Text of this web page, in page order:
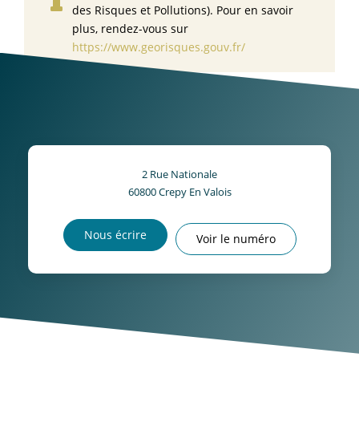
des Risques et Pollutions). Pour en savoir
plus, rendez-vous sur
https://www.georisques.gouv.fr/
2 Rue Nationale
60800Crepy En Valois
Nous écrire Voir le numéro